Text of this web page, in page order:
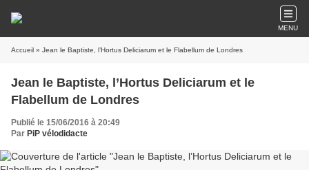
MENU
Accueil » Jean le Baptiste, l’Hortus Deliciarum et le Flabellum de Londres
Jean le Baptiste, l’Hortus Deliciarum et le
Flabellum de Londres
Publié le 15/06/2016 à 20:49
Par PiP vélodidacte